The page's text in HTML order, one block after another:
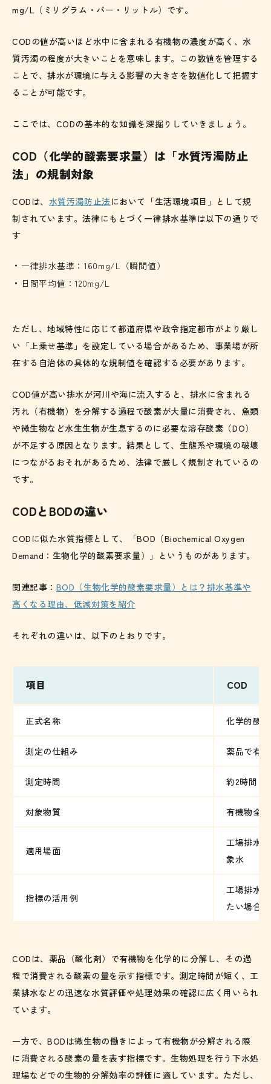
mg/L（ミリグラム・パー・リットル）です。
CODの値が高いほど水中に含まれる有機物の濃度が高く、水
質汚濁の程度が大きいことを意味します。この数値を管理する
ことで、排水が環境に与える影響の大きさを数値化して把握す
ることが可能です。
ここでは、CODの基本的な知識を深掘りしていきましょう。
COD（化学的酸素要求量）は「水質汚濁防止
法」の規制対象
CODは、 水質汚濁防止法において「生活環境項目」として規
制されています。法律にもとづく一律排水基準は以下の通りで
す
一律排水基準：160mg/L（瞬間値）
日間平均値：120mg/L
ただし、地域特性に応じて都道府県や政令指定都市がより厳し
い「上乗せ基準」を設定している場合があるため、事業場が所
在する自治体の具体的な規制値を確認する必要があります。
COD値が高い排水が河川や海に流入すると、排水に含まれる
汚れ（有機物）を分解する過程で酸素が大量に消費され、魚類
や微生物など水生生物が生息するのに必要な溶存酸素（DO）
が不足する原因となります。結果として、生態系や環境の破壊
につながるおそれがあるため、法律で厳しく規制されているの
です。
CODとBODの違い
CODに似た水質指標として、「BOD（Biochemical Oxygen
Demand：生物化学的酸素要求量）」というものがあります。
関連記事： BOD（生物化学的酸素要求量）とは？排水基準や
高くなる理由、低減対策を紹介
それぞれの違いは、以下のとおりです。
項目 COD
正式名称 化学的酸
測定の仕組み 薬品で有
測定時間 約2時間
対象物質 有機物全般
適用場面
工場排水
象水
指標の活用例
工場排水
たい場合
CODは、薬品（酸化剤）で有機物を化学的に分解し、その過
程で消費される酸素の量を示す指標です。測定時間が短く、工
業排水などの迅速な水質評価や処理効果の確認に広く用いられ
ています。
一方で、BODは微生物の働きによって有機物が分解される際
に消費される酸素の量を表す指標です。生物処理を行う下水処
理場などでの生物的分解効率の評価に適しています。ただし、